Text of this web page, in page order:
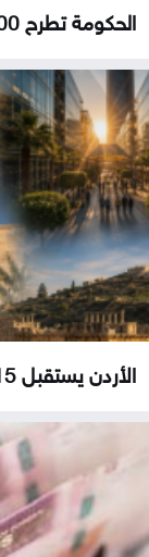
الحكومة تطرح 100 فرصة استثمارية وتطوّر 3...
الأردن يستقبل 3.15 مليون زائر ويحقق 2.47...